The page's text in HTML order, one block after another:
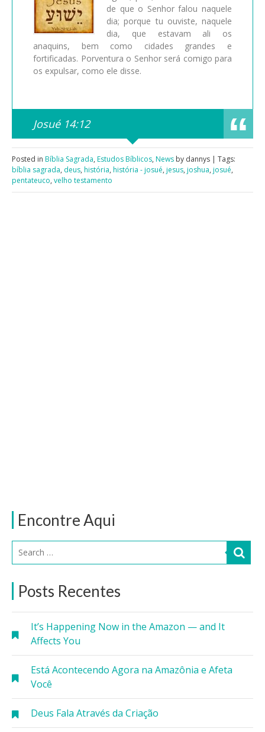
Encontre Aqui
Posts Recentes
It’s Happening Now in the Amazon — and It
Affects You
Está Acontecendo Agora na Amazônia e Afeta
Você
Deus Fala Através da Criação
de que o Senhor falou naquele
dia; porque tu ouviste, naquele
dia, que estavam ali os
anaquins, bem como cidades grandes e
fortificadas. Porventura o Senhor será comigo para
os expulsar, como ele disse.
Josué 14:12
Posted in Bíblia Sagrada, Estudos Bíblicos, News by dannys | Tags:
bíblia sagrada, deus, história, história - josué, jesus, joshua, josué,
pentateuco, velho testamento